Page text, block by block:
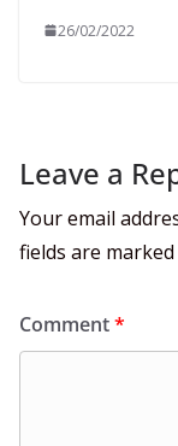
26/02/2022
Leave a
Your email
fields are marked
Comment*